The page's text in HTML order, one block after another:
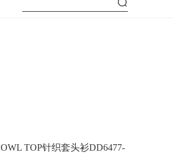
TOP针织套头衫DD6477-